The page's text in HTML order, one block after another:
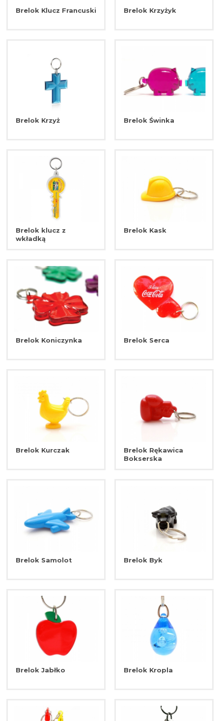
Brelok Klucz Francuski Brelok Krzyżyk
Brelok Krzyż Brelok Świnka
Brelok klucz z
wkładką
Brelok Kask
Brelok Koniczynka Brelok Serca
Brelok Kurczak
Brelok Rękawica
Bokserska
Brelok Samolot Brelok Byk
Brelok Jabłko Brelok Kropla